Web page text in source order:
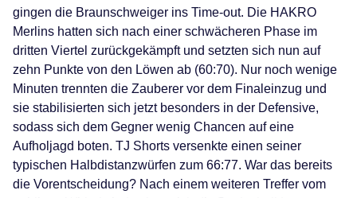
gingen die Braunschweiger ins Time-out. Die HAKRO
Merlins hatten sich nach einer schwächeren Phase im
dritten Viertel zurückgekämpft und setzten sich nun auf
zehn Punkte von den Löwen ab (60:70). Nur noch wenige
Minuten trennten die Zauberer vor dem Finaleinzug und
sie stabilisierten sich jetzt besonders in der Defensive,
sodass sich dem Gegner wenig Chancen auf eine
Aufholjagd boten. TJ Shorts versenkte einen seiner
typischen Halbdistanzwürfen zum 66:77. War das bereits
die Vorentscheidung? Nach einem weiteren Treffer vom